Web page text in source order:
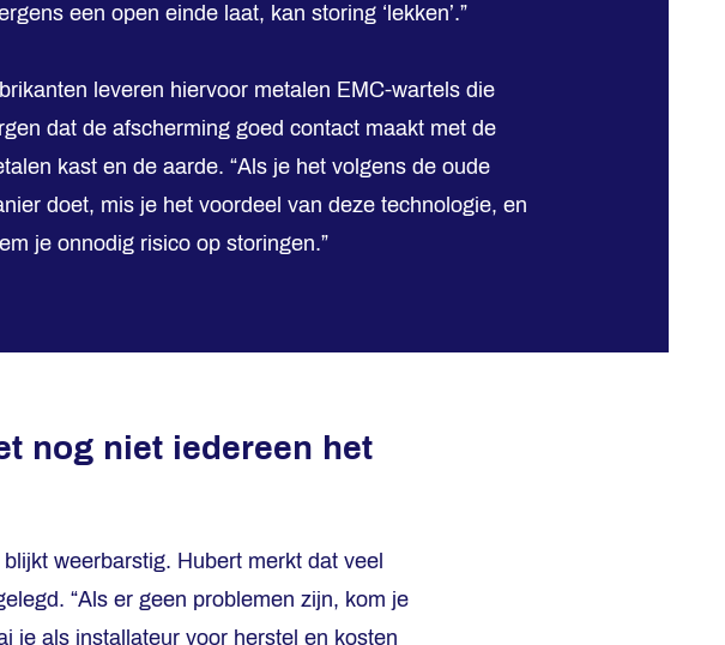
een open einde laat, kan storing ‘lekken’.”
leveren hiervoor metalen EMC-wartels die
dat de afscherming goed contact maakt met de
kast en de aarde. “Als je het volgens de oude
doet, mis je het voordeel van deze technologie, en
je onnodig risico op storingen.”
nog niet iedereen het
weerbarstig. Hubert merkt dat veel
“Als er geen problemen zijn, kom je
je als installateur voor herstel en kosten